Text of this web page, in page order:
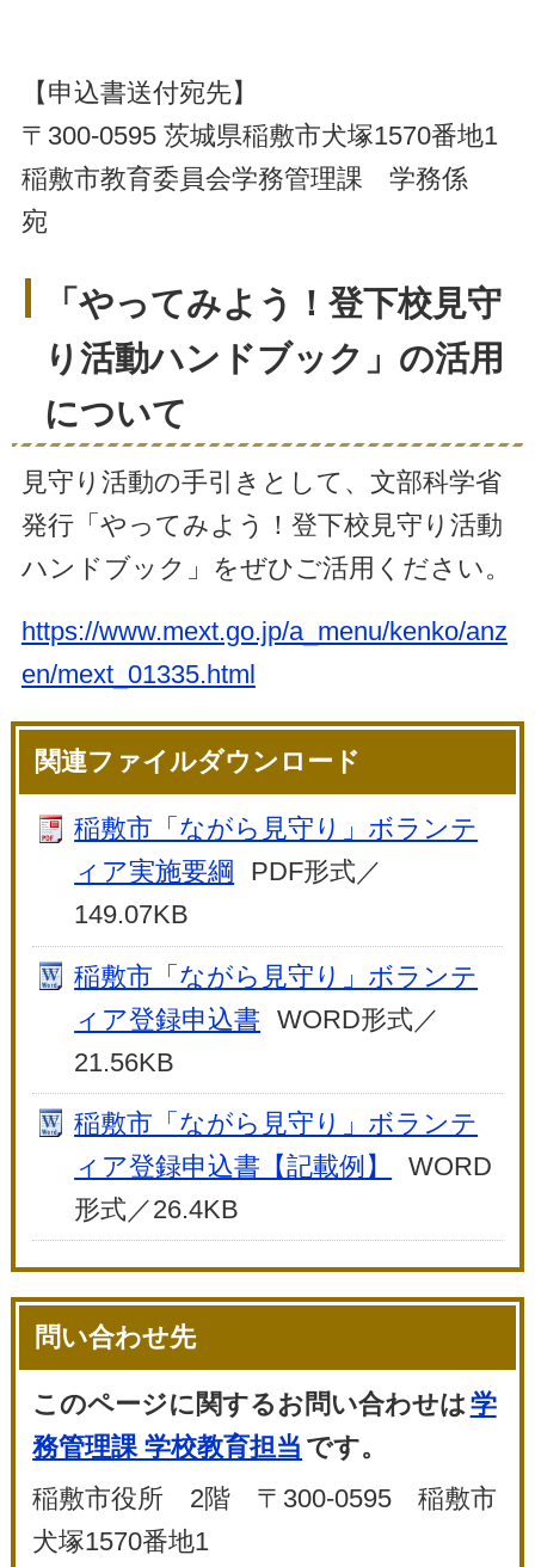
【申込書送付宛先】
〒300-0595 茨城県稲敷市犬塚1570番地1
稲敷市教育委員会学務管理課 学務係
宛
「やってみよう！登下校見守
り活動ハンドブック」の活用
について
見守り活動の手引きとして、文部科学省
発行「やってみよう！登下校見守り活動
ハンドブック」をぜひご活用ください。
https://www.mext.go.jp/a_menu/kenko/anz
en/mext_01335.html
関連ファイルダウンロード
稲敷市「ながら見守り」ボランテ
ィア実施要綱
PDF形式／
149.07KB
稲敷市「ながら見守り」ボランテ
ィア登録申込書
WORD形式／
21.56KB
稲敷市「ながら見守り」ボランテ
ィア登録申込書【記載例】
WORD
形式／26.4KB
問い合わせ先
このページに関するお問い合わせは 学
務管理課 学校教育担当 です。
稲敷市役所 2階 〒300-0595 稲敷市
犬塚1570番地1